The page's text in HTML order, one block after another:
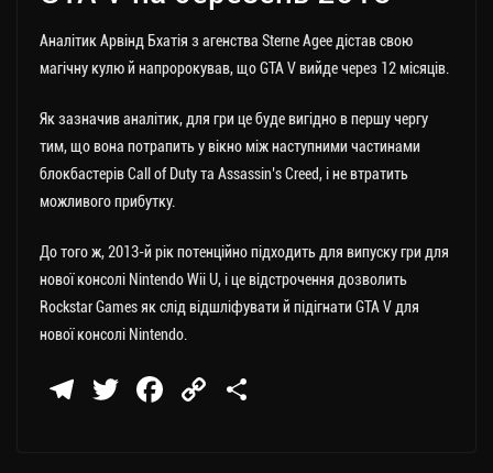
Аналітик Арвінд Бхатія з агенства Sterne Agee дістав свою
магічну кулю й напророкував, що GTA V вийде через 12 місяців.
Як зазначив аналітик, для гри це буде вигідно в першу чергу
тим, що вона потрапить у вікно між наступними частинами
блокбастерів Call of Duty та Assassin’s Creed, і не втратить
можливого прибутку.
До того ж, 2013-й рік потенційно підходить для випуску гри для
нової консолі Nintendo Wii U, і це відстрочення дозволить
Rockstar Games як слід відшліфувати й підігнати GTA V для
нової консолі Nintendo.
Te
T
Fa
C